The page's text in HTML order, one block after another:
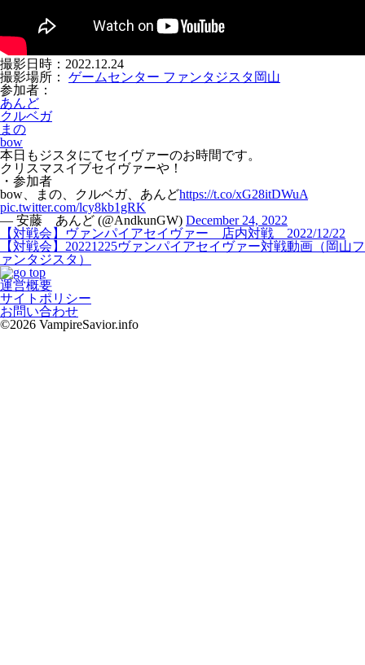
撮影日時：2022.12.24
撮影場所： ゲームセンター ファンタジスタ岡山
参加者：
あんど
クルベガ
まの
bow
本日もジスタにてセイヴァーのお時間です。
クリスマスイブセイヴァーや！
・参加者
bow、まの、クルベガ、あんどhttps://t.co/xG28itDWuA
pic.twitter.com/lcy8kb1gRK
— 安藤 あんど (@AndkunGW) December 24, 2022
【対戦会】ヴァンパイアセイヴァー 店内対戦 2022/12/22
【対戦会】20221225ヴァンパイアセイヴァー対戦動画（岡山フ
ァンタジスタ）
運営概要
サイトポリシー
お問い合わせ
©2026 VampireSavior.info